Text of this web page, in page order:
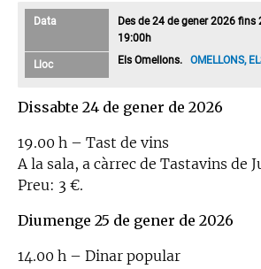
Data
Des de 24 de gener 2026 fins
19:00h
Lloc Els Omellons.OMELLONS,
Dissabte 24 de gener de 2026
19.00 h – Tast de vins
A la sala, a càrrec de Tastavins de
Preu: 3 €.
Diumenge 25 de gener de 2026
14.00 h – Dinar popular